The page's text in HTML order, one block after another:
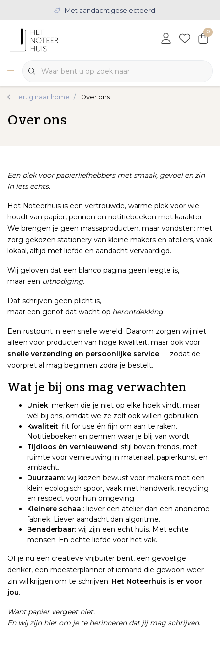
Met aandacht geselecteerd
0
Terug naar home Over ons
Over ons
Een plek voor papierliefhebbers met smaak, gevoel en zin
in iets echts.
Het Noteerhuis is een vertrouwde, warme plek voor wie
houdt van papier, pennen en notitieboeken met karakter.
We brengen je geen massaproducten, maar vondsten: met
zorg gekozen stationery van kleine makers en ateliers, vaak
lokaal, altijd met liefde en aandacht vervaardigd.
Wij geloven dat een blanco pagina geen leegte is,
maar een uitnodiging.
Dat schrijven geen plicht is,
maar een genot dat wacht op herontdekking.
Een rustpunt in een snelle wereld. Daarom zorgen wij niet
alleen voor producten van hoge kwaliteit, maar ook voor
snelle verzending en persoonlijke service — zodat de
voorpret al mag beginnen zodra je bestelt.
Wat je bij ons mag verwachten
Uniek: merken die je niet op elke hoek vindt, maar
wél bij ons, omdat we ze zelf ook willen gebruiken.
Kwaliteit: fit for use én fijn om aan te raken.
Notitieboeken en pennen waar je blij van wordt.
Tijdloos én vernieuwend: stijl boven trends, met
ruimte voor vernieuwing in materiaal, papierkunst en
ambacht.
Duurzaam: wij kiezen bewust voor makers met een
klein ecologisch spoor, vaak met handwerk, recycling
en respect voor hun omgeving.
Kleinere schaal: liever een atelier dan een anonieme
fabriek. Liever aandacht dan algoritme.
Benaderbaar: wij zijn een echt huis. Met echte
mensen. En echte liefde voor het vak.
Of je nu een creatieve vrijbuiter bent, een gevoelige
denker, een meesterplanner of iemand die gewoon weer
zin wil krijgen om te schrijven: Het Noteerhuis is er voor
jou.
Want papier vergeet niet.
En wij zijn hier om je te herinneren dat jij mag schrijven.